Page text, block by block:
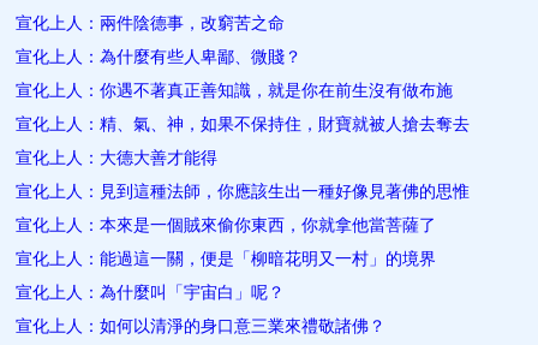
宣化上人：兩件陰德事，改窮苦之命
宣化上人：為什麼有些人卑鄙、微賤？
宣化上人：你遇不著真正善知識，就是你在前生沒有做布施
宣化上人：精、氣、神，如果不保持住，財寶就被人搶去奪去
宣化上人：大德大善才能得
宣化上人：見到這種法師，你應該生出一種好像見著佛的思惟
宣化上人：本來是一個賊來偷你東西，你就拿他當菩薩了
宣化上人：能過這一關，便是「柳暗花明又一村」的境界
宣化上人：為什麼叫「宇宙白」呢？
宣化上人：如何以清淨的身口意三業來禮敬諸佛？